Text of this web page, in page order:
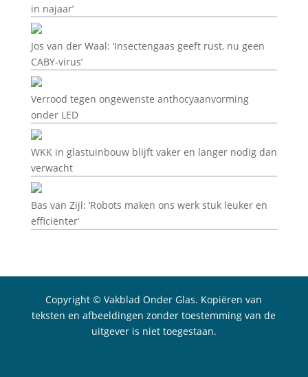
in najaar’
Jos van der Waal: ‘Insectengaas geeft rust, nu geen
CABY-virus’
Verrood tegen ongewenste anthocyaanvorming
onder LED
WKK in glastuinbouw blijft vaker en langer nodig dan
verwacht
Bas van Zijl: ‘Robots maken ons werk stuk leuker en
efficiënter’
Copyright © Vakblad Onder Glas. Kopiëren van
teksten en afbeeldingen zonder toestemming van de
uitgever is niet toegestaan.